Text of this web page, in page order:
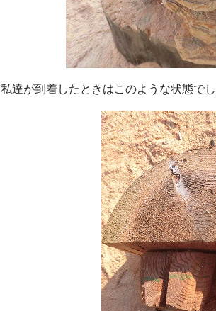
私達が到着したときはこのような状態で